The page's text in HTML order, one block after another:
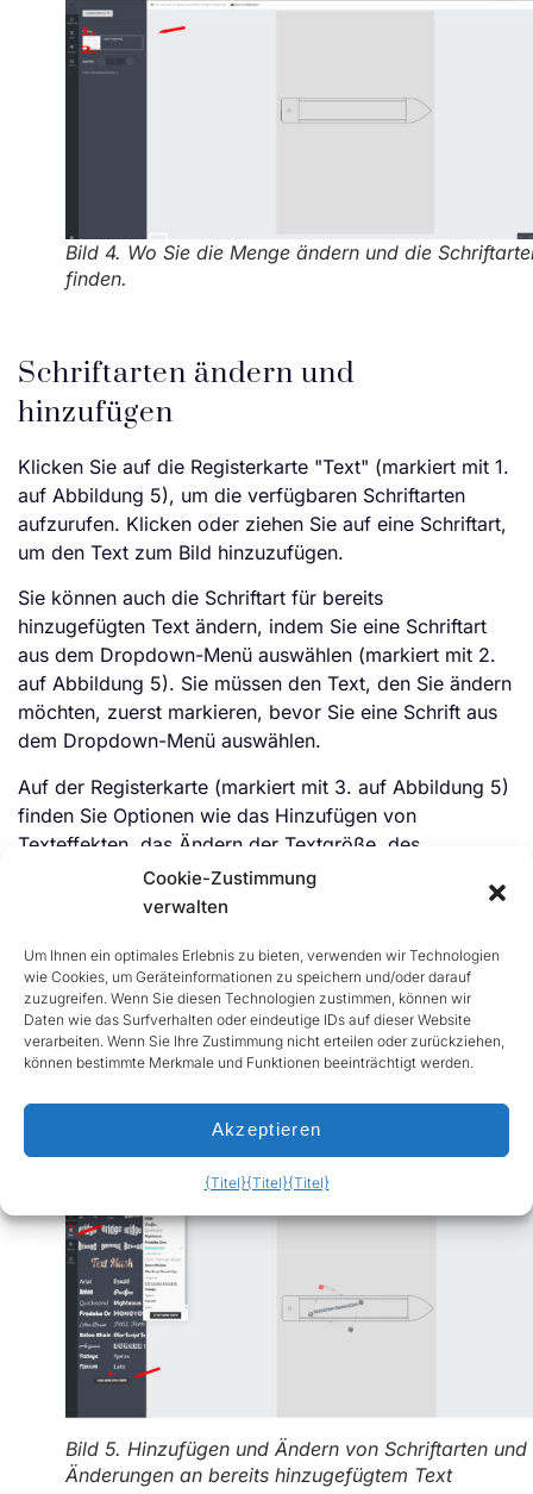
Cookie-Zustimmung
verwalten
Um Ihnen ein optimales Erlebnis zu bieten, verwenden wir Technologien
wie Cookies, um Geräteinformationen zu speichern und/oder darauf
zuzugreifen. Wenn Sie diesen Technologien zustimmen, können wir
Daten wie das Surfverhalten oder eindeutige IDs auf dieser Website
verarbeiten. Wenn Sie Ihre Zustimmung nicht erteilen oder zurückziehen,
können bestimmte Merkmale und Funktionen beeinträchtigt werden.
Akzeptieren
{Titel}{Titel}{Titel}
Bild 4. Wo Sie die Menge ändern und die
finden.
Schriftarten ändern und
hinzufügen
Klicken Sie auf die Registerkarte "Text" (markiert mit 1.
auf Abbildung 5), um die verfügbaren Schriftarten
aufzurufen. Klicken oder ziehen Sie auf eine Schriftart,
um den Text zum Bild hinzuzufügen.
Sie können auch die Schriftart für bereits
hinzugefügten Text ändern, indem Sie eine Schriftart
aus dem Dropdown-Menü auswählen (markiert mit 2.
auf Abbildung 5). Sie müssen den Text, den Sie ändern
möchten, zuerst markieren, bevor Sie eine Schrift aus
dem Dropdown-Menü auswählen.
Auf der Registerkarte (markiert mit 3. auf Abbildung 5)
finden Sie Optionen wie das Hinzufügen von
Texteffekten, das Ändern der Textgröße, des
Buchstabenabstands und der Zeilenhöhe. Sie können
auch zwischen Groß- und Kleinschreibung wechseln
müssen den Text, den Sie ändern möchten, markieren,
bevor Sie die Schaltflächen drücken.
Drücken Sie auf 'Weitere Schriften laden' (markiert mit
4. auf Abbildung 5), um weitere Schriften anzuzeigen
Schriftgröße/Schwere und andere Schrifteinstellungen
festlegen (siehe Abbildung 4).
Bild 5. Hinzufügen und Ändern von Schriftarten und
Änderungen an bereits hinzugefügtem Text